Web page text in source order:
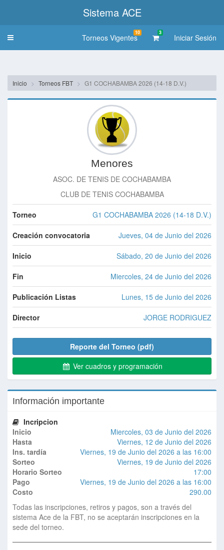
Sistema ACE
Toggle
Torneos Vigentes
10 3
Iniciar Sesión
Inicio Torneos FBT G1 COCHABAMBA 2026 (14-18 D.V.)
Menores
ASOC. DE TENIS DE COCHABAMBA
CLUB DE TENIS COCHABAMBA
Torneo G1 COCHABAMBA 2026 (14-18 D.V.)
Creación convocatoria Jueves, 04 de Junio del 2026
Inicio Sábado, 20 de Junio del 2026
Fin Miercoles, 24 de Junio del 2026
Publicación Listas Lunes, 15 de Junio del 2026
Director JORGE RODRIGUEZ
Reporte del Torneo (pdf)
Ver cuadros y programación
Información importante
Incripcion
Inicio
Miercoles, 03 de Junio del 2026
Hasta
Viernes, 12 de Junio del 2026
Ins. tardía
Viernes, 19 de Junio del 2026 a las 16:00
Sorteo
Viernes, 19 de Junio del 2026
Horario Sorteo
17:00
Pago
Viernes, 19 de Junio del 2026 a las 16:00
Costo
290.00
Todas las inscripciones, retiros y pagos, son a través del
sistema Ace de la FBT, no se aceptarán inscripciones en la
sede del torneo.